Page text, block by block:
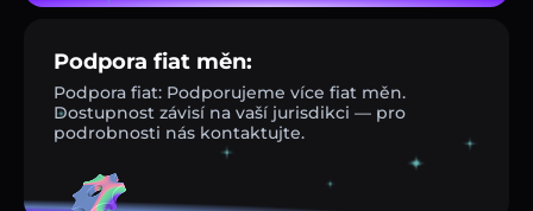
Podpora fiat měn:
Podpora fiat: Podporujeme více fiat měn.
Dostupnost závisí na vaší jurisdikci — pro
podrobnosti nás kontaktujte.